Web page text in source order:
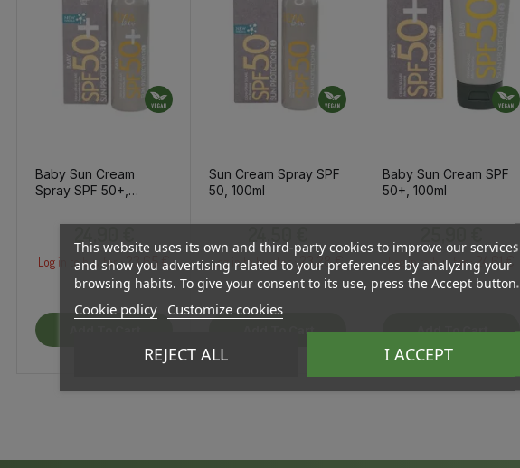
Baby Sun Cream
Spray SPF 50+,
Log in to buy for :23.65 €
Sun Cream Spray SPF
50, 100ml
Log in to buy for :23.28 €
Add To Cart
Baby Sun Cream SPF
50+, 100ml
Log in to buy for :24.61 €
Add To Cart
This website uses its own and third-party cookies to improve our services
and show you advertising related to your preferences by analyzing your
browsing habits. To give your consent to its use, press the Accept button.
Cookie policy Customize cookies
REJECT ALL I ACCEPT